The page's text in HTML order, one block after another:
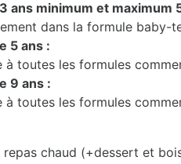
ans minimum et maximum
dans la formule baby-
5 ans :
toutes les formules
9 ans :
toutes les formules
chaud (+dessert et